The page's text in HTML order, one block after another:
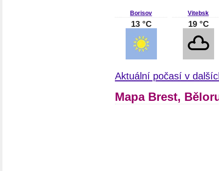
Borisov
13 °C
Vitebsk
19 °C
Aktuální počasí v
Mapa Brest,